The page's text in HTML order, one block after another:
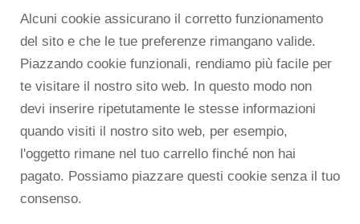
Alcuni cookie assicurano il corretto funzionamento
del sito e che le tue preferenze rimangano valide.
Piazzando cookie funzionali, rendiamo più facile per
te visitare il nostro sito web. In questo modo non
devi inserire ripetutamente le stesse informazioni
quando visiti il nostro sito web, per esempio,
l'oggetto rimane nel tuo carrello finché non hai
pagato. Possiamo piazzare questi cookie senza il tuo
consenso.